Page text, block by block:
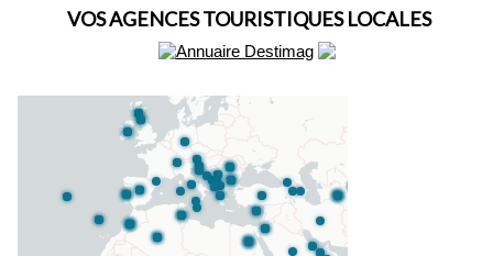
VOS AGENCES TOURISTIQUES LOCALES